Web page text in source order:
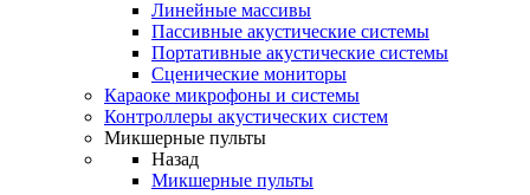
Линейные массивы
Пассивные акустические системы
Портативные акустические системы
Сценические мониторы
Караоке микрофоны и системы
Контроллеры акустических систем
Микшерные пульты
Назад
Микшерные пульты